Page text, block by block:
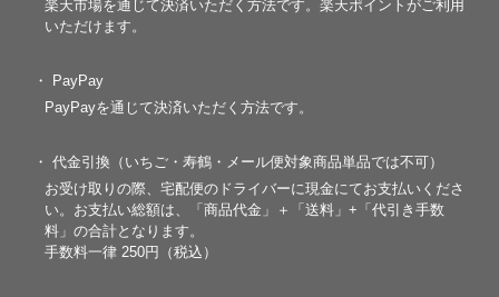
楽天市場を通じて決済いただく方法です。楽天ポイントがご利用
いただけます。
・ PayPay
PayPayを通じて決済いただく方法です。
・ 代金引換（いちご・寿鶴・メール便対象商品単品では不可）
お受け取りの際、宅配便のドライバーに現金にてお支払いくださ
い。お支払い総額は、「商品代金」＋「送料」+「代引き手数
料」の合計となります。
手数料一律 250円（税込）